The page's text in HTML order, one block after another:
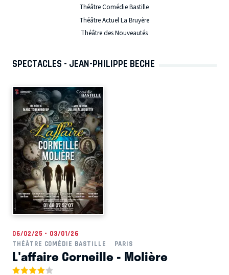
Théâtre Comédie Bastille
Théâtre Actuel La Bruyère
Théâtre des Nouveautés
SPECTACLES - JEAN-PHILIPPE BECHE
06/02/25 - 03/01/26
THÉÂTRE COMÉDIE BASTILLE
PARIS
L'affaire Corneille - Molière